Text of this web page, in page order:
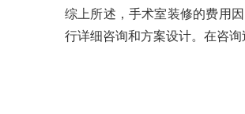
综上所述，手术室装修的费用
行详细咨询和方案设计。在咨